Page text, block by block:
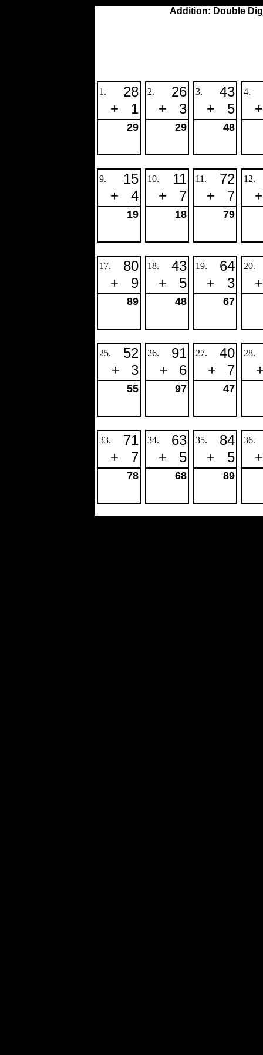
Addition: Double
1.
28
+
1
29
2.
26
+
3
29
3.
43
+
5
48
4.
+
9.
15
+
4
19
10.
11
+
7
18
11.
72
+
7
79
12.
+
17.
80
+
9
89
18.
43
+
5
48
19.
64
+
3
67
20.
+
25.
52
+
3
55
26.
91
+
6
97
27.
40
+
7
47
28.
33.
71
+
7
78
34.
63
+
5
68
35.
84
+
5
89
36.
+